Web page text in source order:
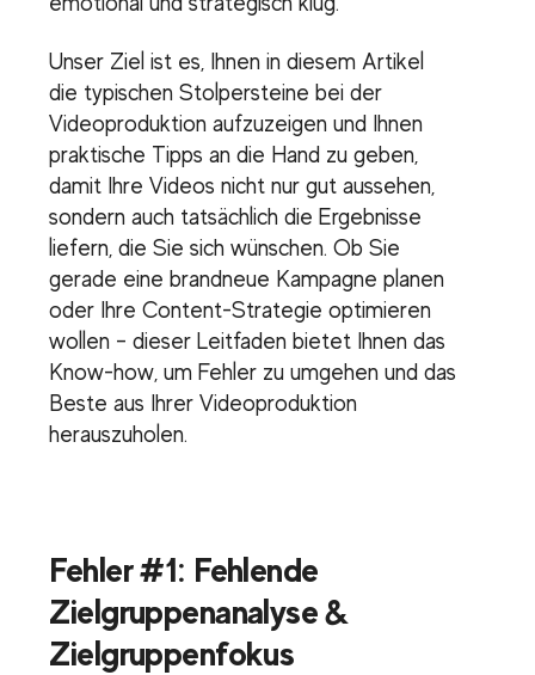
Unser Ziel ist es, Ihnen in diesem Artikel
die typischen Stolpersteine bei der
Videoproduktion aufzuzeigen und Ihnen
praktische Tipps an die Hand zu geben,
damit Ihre Videos nicht nur gut aussehen,
sondern auch tatsächlich die Ergebnisse
liefern, die Sie sich wünschen. Ob Sie
gerade eine brandneue Kampagne planen
oder Ihre Content-Strategie optimieren
wollen – dieser Leitfaden bietet Ihnen das
Know-how, um Fehler zu umgehen und das
Beste aus Ihrer Videoproduktion
herauszuholen.
Fehler #1: Fehlende
Zielgruppenanalyse &
Zielgruppenfokus